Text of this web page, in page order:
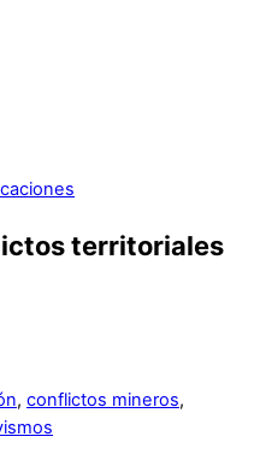
territoriales
, conflictos mineros,